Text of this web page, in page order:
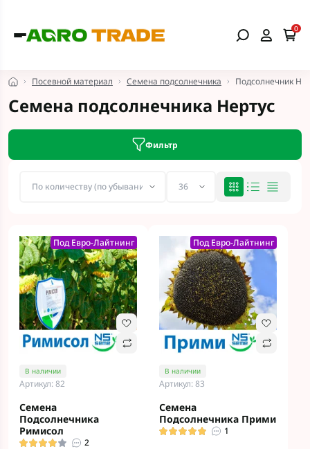
0
Посевной материал Семена подсолнечника Подсолнечник
Семена подсолнечника Нертус
Фильтр
Под Евро-Лайтнинг
В наличии
Артикул: 82
Семена
Подсолнечника
Римисол
2
Под Евро-Лайтнинг
В наличии
Артикул: 83
Семена
Подсолнечника Прими
1